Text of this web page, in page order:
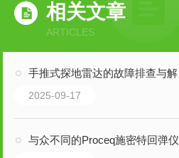
相关文章
ARTICLES
手推式探地雷达的故障排查与解决方法
2025-09-17
与众不同的Proceq施密特回弹仪